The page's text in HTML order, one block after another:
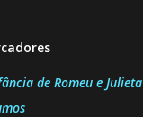
de Romeu e Julieta